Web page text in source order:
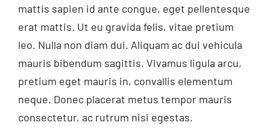
mattis sapien id ante congue, eget pellentesque
erat mattis. Ut eu gravida felis, vitae pretium
leo. Nulla non diam dui. Aliquam ac dui vehicula
mauris bibendum sagittis. Vivamus ligula arcu,
pretium eget mauris in, convallis elementum
neque. Donec placerat metus tempor mauris
consectetur, ac rutrum nisi egestas.